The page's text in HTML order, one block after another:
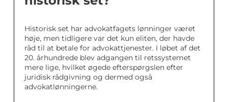
Historisk set har advokatfagets lønninger været
høje, men tidligere var det kun eliten, der havde
råd til at betale for advokattjenester. I løbet af det
20. århundrede blev adgangen til retssystemet
mere lige, hvilket øgede efterspørgslen efter
juridisk rådgivning og dermed også
advokatlønningerne.